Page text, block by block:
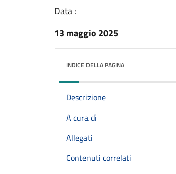
Data :
13 maggio 2025
INDICE DELLA PAGINA
Descrizione
A cura di
Allegati
Contenuti correlati